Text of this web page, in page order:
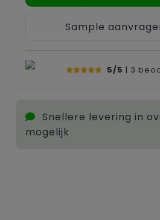
Sample
5/5 | 3
Snellere levering in
mogelijk